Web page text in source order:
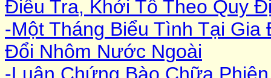
Điều Tra, Khởi Tố Theo Quy
-Một Tháng Biểu Tình Tại
Đổi Nhôm Nước Ngoài